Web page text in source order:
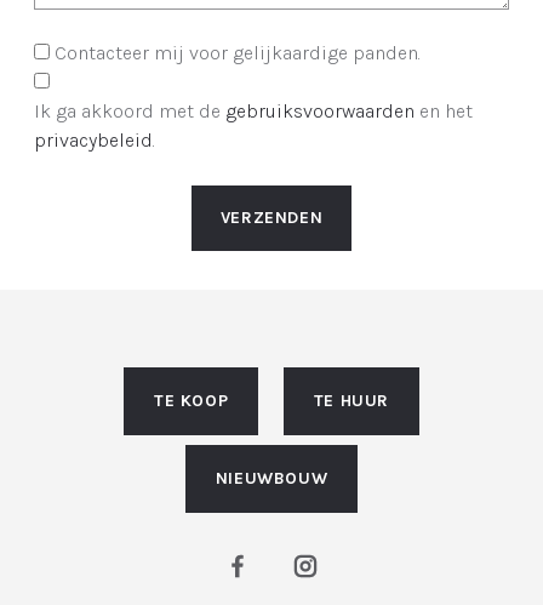
Contacteer mij voor gelijkaardige panden.
Ik ga akkoord met de gebruiksvoorwaarden en het
privacybeleid.
VERZENDEN
TE KOOP TE HUUR
NIEUWBOUW